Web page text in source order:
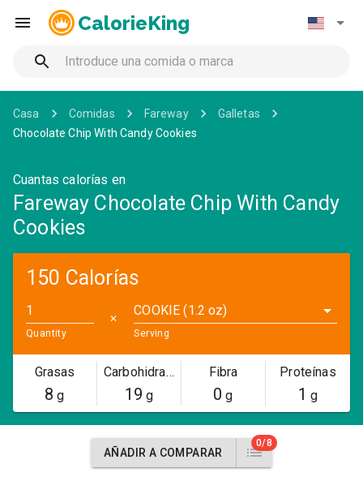
CalorieKing
Casa Comidas Fareway
Galletas
Chocolate Chip With Candy Cookies
Cuantas calorías en
Fareway Chocolate Chip With Candy
Cookies
150 Calorías
Quantity
✕
COOKIE (1.2 oz)
Serving
Grasas
8 g
Carbohidratos
19 g
Fibra
0 g
Proteínas
1 g
AÑADIR A COMPARAR
0/8